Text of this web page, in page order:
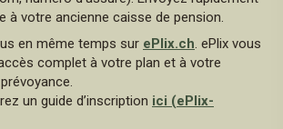
à votre ancienne caisse de pension.
en même temps sur ePlix.ch. ePlix vous
complet à votre plan et à votre
un guide d’inscription ici (ePlix-